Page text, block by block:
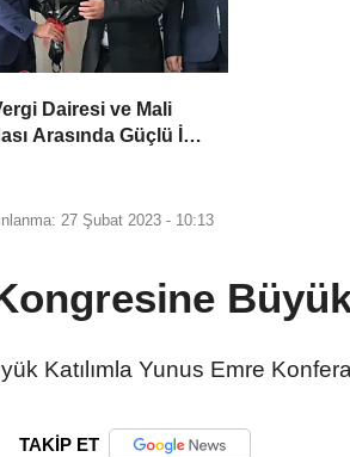
Dairesi ve Mali
Arasında Güçlü İş
27 Şubat 2023 - 10:13
Katılımla Yunus Emre
TAKİP ET